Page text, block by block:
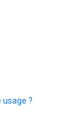
usage ?